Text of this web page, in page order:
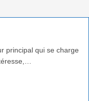
principal qui se charge